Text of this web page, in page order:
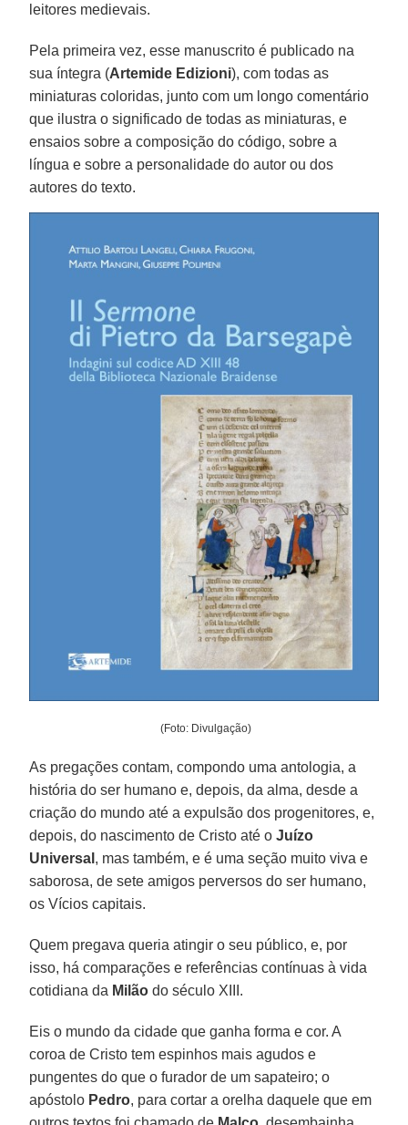
leitores medievais.
Pela primeira vez, esse manuscrito é publicado na
sua íntegra (Artemide Edizioni), com todas as
miniaturas coloridas, junto com um longo comentário
que ilustra o significado de todas as miniaturas, e
ensaios sobre a composição do código, sobre a
língua e sobre a personalidade do autor ou dos
autores do texto.
(Foto: Divulgação)
As pregações contam, compondo uma antologia, a
história do ser humano e, depois, da alma, desde a
criação do mundo até a expulsão dos progenitores, e,
depois, do nascimento de Cristo até oJuízo
Universal , mas também, e é uma seção muito viva e
saborosa, de sete amigos perversos do ser humano,
os Vícios capitais.
Quem pregava queria atingir o seu público, e, por
isso, há comparações e referências contínuas à vida
cotidiana da Milão do século XIII.
Eis o mundo da cidade que ganha forma e cor. A
coroa de Cristo tem espinhos mais agudos e
pungentes do que o furador de um sapateiro; o
apóstolo Pedro, para cortar a orelha daquele que em